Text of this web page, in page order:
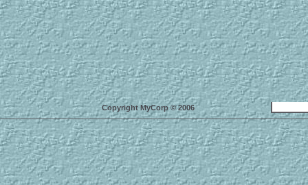
Copyright MyCorp © 2006